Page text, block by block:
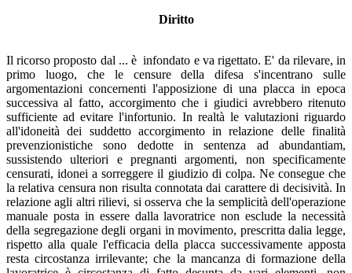
Diritto
Il ricorso proposto dal ... è infondato e va rigettato. E' da rilevare, in
primo luogo, che le censure della difesa s'incentrano sulle
argomentazioni concernenti l'apposizione di una placca in epoca
successiva al fatto, accorgimento che i giudici avrebbero ritenuto
sufficiente ad evitare l'infortunio. In realtà le valutazioni riguardo
all'idoneità dei suddetto accorgimento in relazione delle finalità
prevenzionistiche sono dedotte in sentenza ad abundantiam,
sussistendo ulteriori e pregnanti argomenti, non specificamente
censurati, idonei a sorreggere il giudizio di colpa. Ne consegue che
la relativa censura non risulta connotata dai carattere di decisività. In
relazione agli altri rilievi, si osserva che la semplicità dell'operazione
manuale posta in essere dalla lavoratrice non esclude la necessità
della segregazione degli organi in movimento, prescritta dalia legge,
rispetto alla quale l'efficacia della placca successivamente apposta
resta circostanza irrilevante; che la mancanza di formazione della